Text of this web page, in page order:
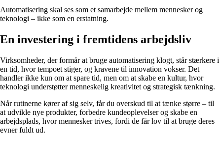
Automatisering skal ses som et samarbejde mellem mennesker og
teknologi – ikke som en erstatning.
En investering i fremtidens arbejdsliv
Virksomheder, der formår at bruge automatisering klogt, står stærkere i
en tid, hvor tempoet stiger, og kravene til innovation vokser. Det
handler ikke kun om at spare tid, men om at skabe en kultur, hvor
teknologi understøtter menneskelig kreativitet og strategisk tænkning.
Når rutinerne kører af sig selv, får du overskud til at tænke større – til
at udvikle nye produkter, forbedre kundeoplevelser og skabe en
arbejdsplads, hvor mennesker trives, fordi de får lov til at bruge deres
evner fuldt ud.